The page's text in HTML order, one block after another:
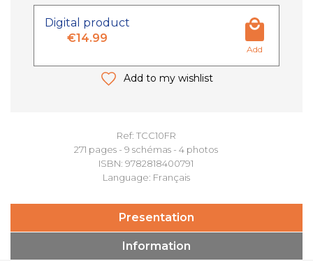
Ref: TCC10FR
271 pages - 9 schémas - 4 photos
ISBN: 9782818400791
Language: Français
Digital product
€14.99
Add
Add to my wishlist
Presentation
Information